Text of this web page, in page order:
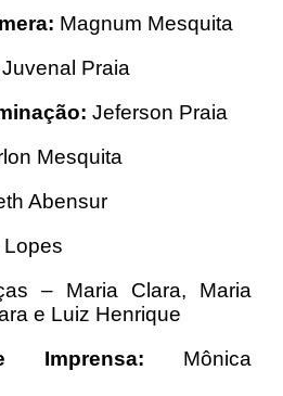
Magnum Mesquita
Juvenal Praia
Jeferson Praia
Mesquita
Abensur
Lopes
– Maria Clara, Maria
e Luiz Henrique
Imprensa: Mônica